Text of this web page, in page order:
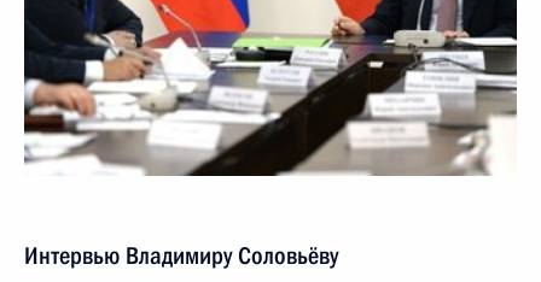
Интервью Владимиру Соловьёву